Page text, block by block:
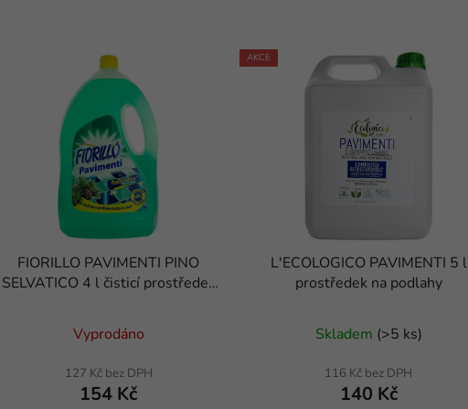
FIORILLO PAVIMENTI PINO
SELVATICO 4 l čisticí prostředek
Vyprodáno
127 Kč bez DPH
154 Kč
AKCE
L'ECOLOGICO PAVIMENTI 5 l
prostředek na podlahy
Skladem (>5 ks)
116 Kč bez DPH
140 Kč